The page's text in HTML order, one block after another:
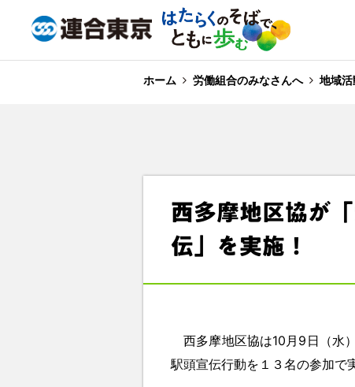
ホーム 労働組合のみなさんへ 地域活
西多摩地区協が
伝」を実施！
西多摩地区協は10月9日（水
駅頭宣伝行動を１３名の参加で